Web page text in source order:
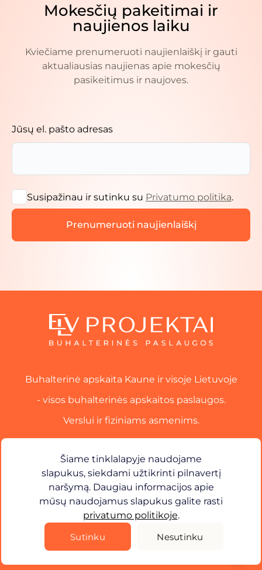
Mokesčių pakeitimai ir
naujienos laiku
Kviečiame prenumeruoti naujienlaiškį ir gauti
aktualiausias naujienas apie mokesčių
pasikeitimus ir naujoves.
Jūsų el. pašto adresas
Susipažinau ir sutinku su Privatumo politika.
Buhalterinė apskaita Kaune ir visoje Lietuvoje
- visos buhalterinės apskaitos paslaugos.
Verslui ir fiziniams asmenims.
Paslaugos
Kontaktai​
Privatumo Politika
ELV Projektai. Visos teisės saugomos.
Sprendimas -
Sveiki! Kuo galiu jums padėti?
Šiame tinklalapyje naudojame
slapukus, siekdami užtikrinti pilnavertį
naršymą. Daugiau informacijos apie
mūsų naudojamus slapukus galite rasti
privatumo politikoje.
Sutinku
Nesutinku